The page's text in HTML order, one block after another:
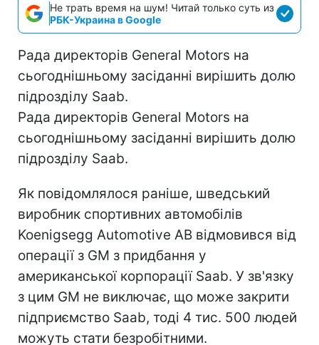
Не трать время на шум! Читай только суть из
РБК-Украина в Google
Рада директорів General Motors на
сьогоднішньому засіданні вирішить долю
підрозділу Saab.
Рада директорів General Motors на
сьогоднішньому засіданні вирішить долю
підрозділу Saab.
Як повідомлялося раніше, шведський
виробник спортивних автомобілів
Koenigsegg Automotive AB відмовився від
операції з GM з придбання у
американської корпорації Saab. У зв'язку
з цим GM не виключає, що може закрити
підприємство Saab, тоді 4 тис. 500 людей
можуть стати безробітними.